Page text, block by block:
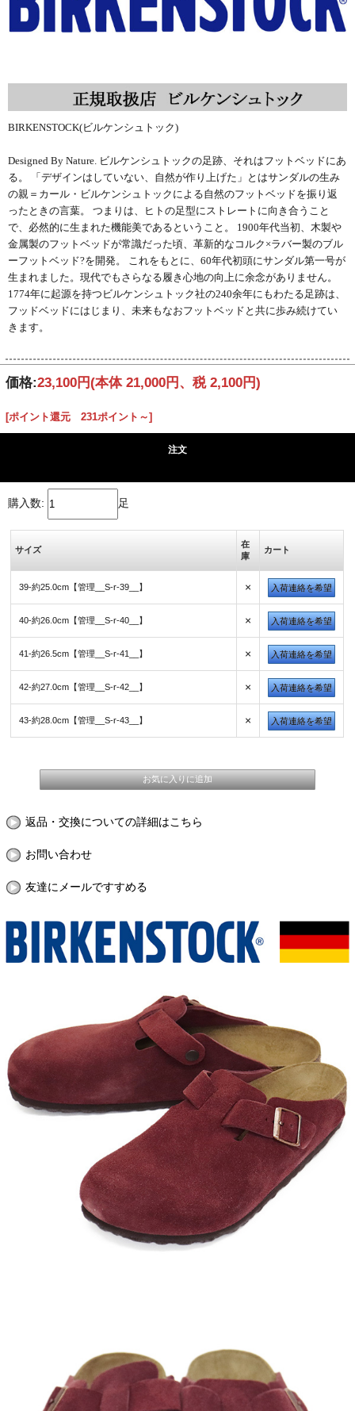
BIRKENSTOCK(ビルケンシュトック)
Designed By Nature. ビルケンシュトックの足跡、それはフットベッドにあ
る。 「デザインはしていない、自然が作り上げた」とはサンダルの生み
の親＝カール・ビルケンシュトックによる自然のフットベッドを振り返
ったときの言葉。 つまりは、ヒトの足型にストレートに向き合うこと
で、必然的に生まれた機能美であるということ。 1900年代当初、木製や
金属製のフットベッドが常識だった頃、革新的なコルク×ラバー製のブル
ーフットベッド?を開発。 これをもとに、60年代初頭にサンダル第一号が
生まれました。現代でもさらなる履き心地の向上に余念がありません。
1774年に起源を持つビルケンシュトック社の240余年にもわたる足跡は、
フッドベッドにはじまり、未来もなおフットベッドと共に歩み続けてい
きます。
価格:23,100円(本体 21,000円、税 2,100円)
[ポイント還元 231ポイント～]
注文
購入数: 足
サイズ
在
庫
カート
39-約25.0cm【管理__S-r-39__】 × 入荷連絡を希望
40-約26.0cm【管理__S-r-40__】 × 入荷連絡を希望
41-約26.5cm【管理__S-r-41__】 × 入荷連絡を希望
42-約27.0cm【管理__S-r-42__】 × 入荷連絡を希望
43-約28.0cm【管理__S-r-43__】 × 入荷連絡を希望
返品・交換についての詳細はこちら
お問い合わせ
友達にメールですすめる